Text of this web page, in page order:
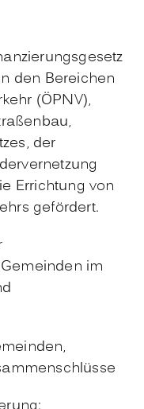
den Bereichen
(ÖPNV),
der
Errichtung von
gefördert.
im